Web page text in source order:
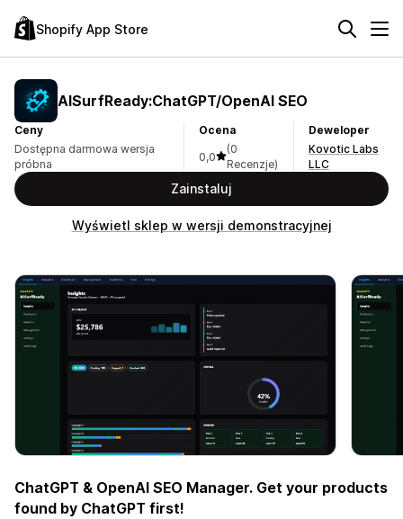
Shopify App Store
AISurfReady:ChatGPT/OpenAI SEO
Ceny
Dostępna darmowa wersja
próbna
Ocena
0,0
(0
Recenzje)
Deweloper
Kovotic Labs
LLC
Zainstaluj
Wyświetl sklep w wersji demonstracyjnej
ChatGPT & OpenAI SEO Manager. Get your products
found by ChatGPT first!